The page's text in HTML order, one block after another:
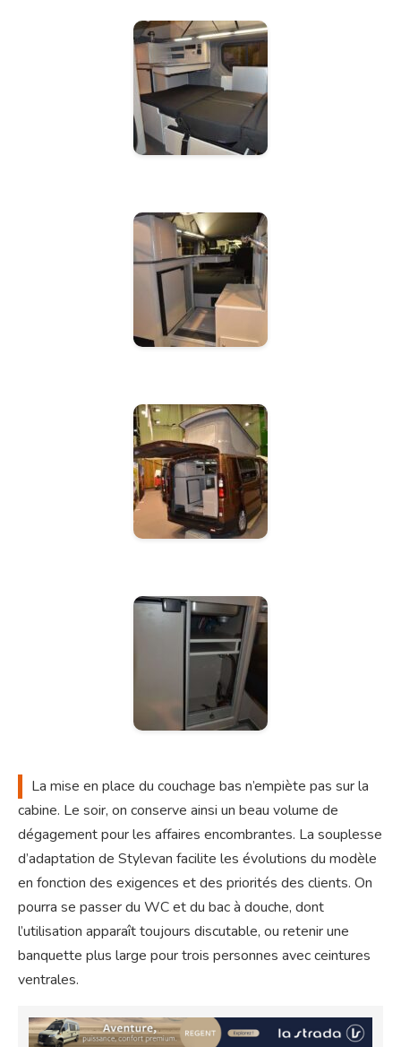
La mise en place du couchage bas n’empiète pas sur la
cabine. Le soir, on conserve ainsi un beau volume de
dégagement pour les affaires encombrantes. La souplesse
d’adaptation de Stylevan facilite les évolutions du modèle
en fonction des exigences et des priorités des clients. On
pourra se passer du WC et du bac à douche, dont
l’utilisation apparaît toujours discutable, ou retenir une
banquette plus large pour trois personnes avec ceintures
ventrales.